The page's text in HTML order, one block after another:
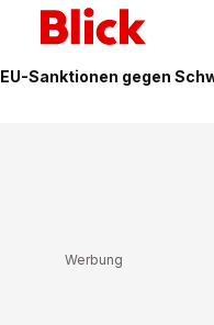
EU-Sanktionen gegen